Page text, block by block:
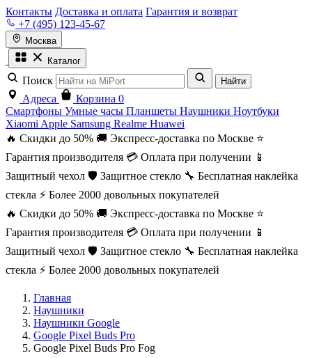
Контакты Доставка и оплата Гарантия и возврат
+7 (495) 123-45-67
Москва
Каталог
Поиск Найти
Адреса Корзина 0
Смартфоны Умные часы Планшеты Наушники Ноутбуки
Xiaomi Apple Samsung Realme Huawei
🔥 Скидки до 50% 🚚 Экспресс-доставка по Москве ⭐
Гарантия производителя 💳 Оплата при получении 📱
Защитный чехол 🛡️ Защитное стекло 🔧 Бесплатная наклейка
стекла ⚡ Более 2000 довольных покупателей
🔥 Скидки до 50% 🚚 Экспресс-доставка по Москве ⭐
Гарантия производителя 💳 Оплата при получении 📱
Защитный чехол 🛡️ Защитное стекло 🔧 Бесплатная наклейка
стекла ⚡ Более 2000 довольных покупателей
Главная
Наушники
Наушники Google
Google Pixel Buds Pro
Google Pixel Buds Pro Fog